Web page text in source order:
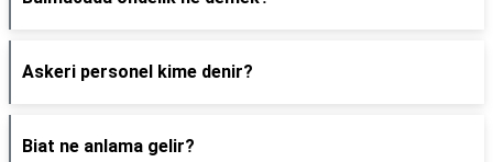
Askeri personel kime denir?
Biat ne anlama gelir?